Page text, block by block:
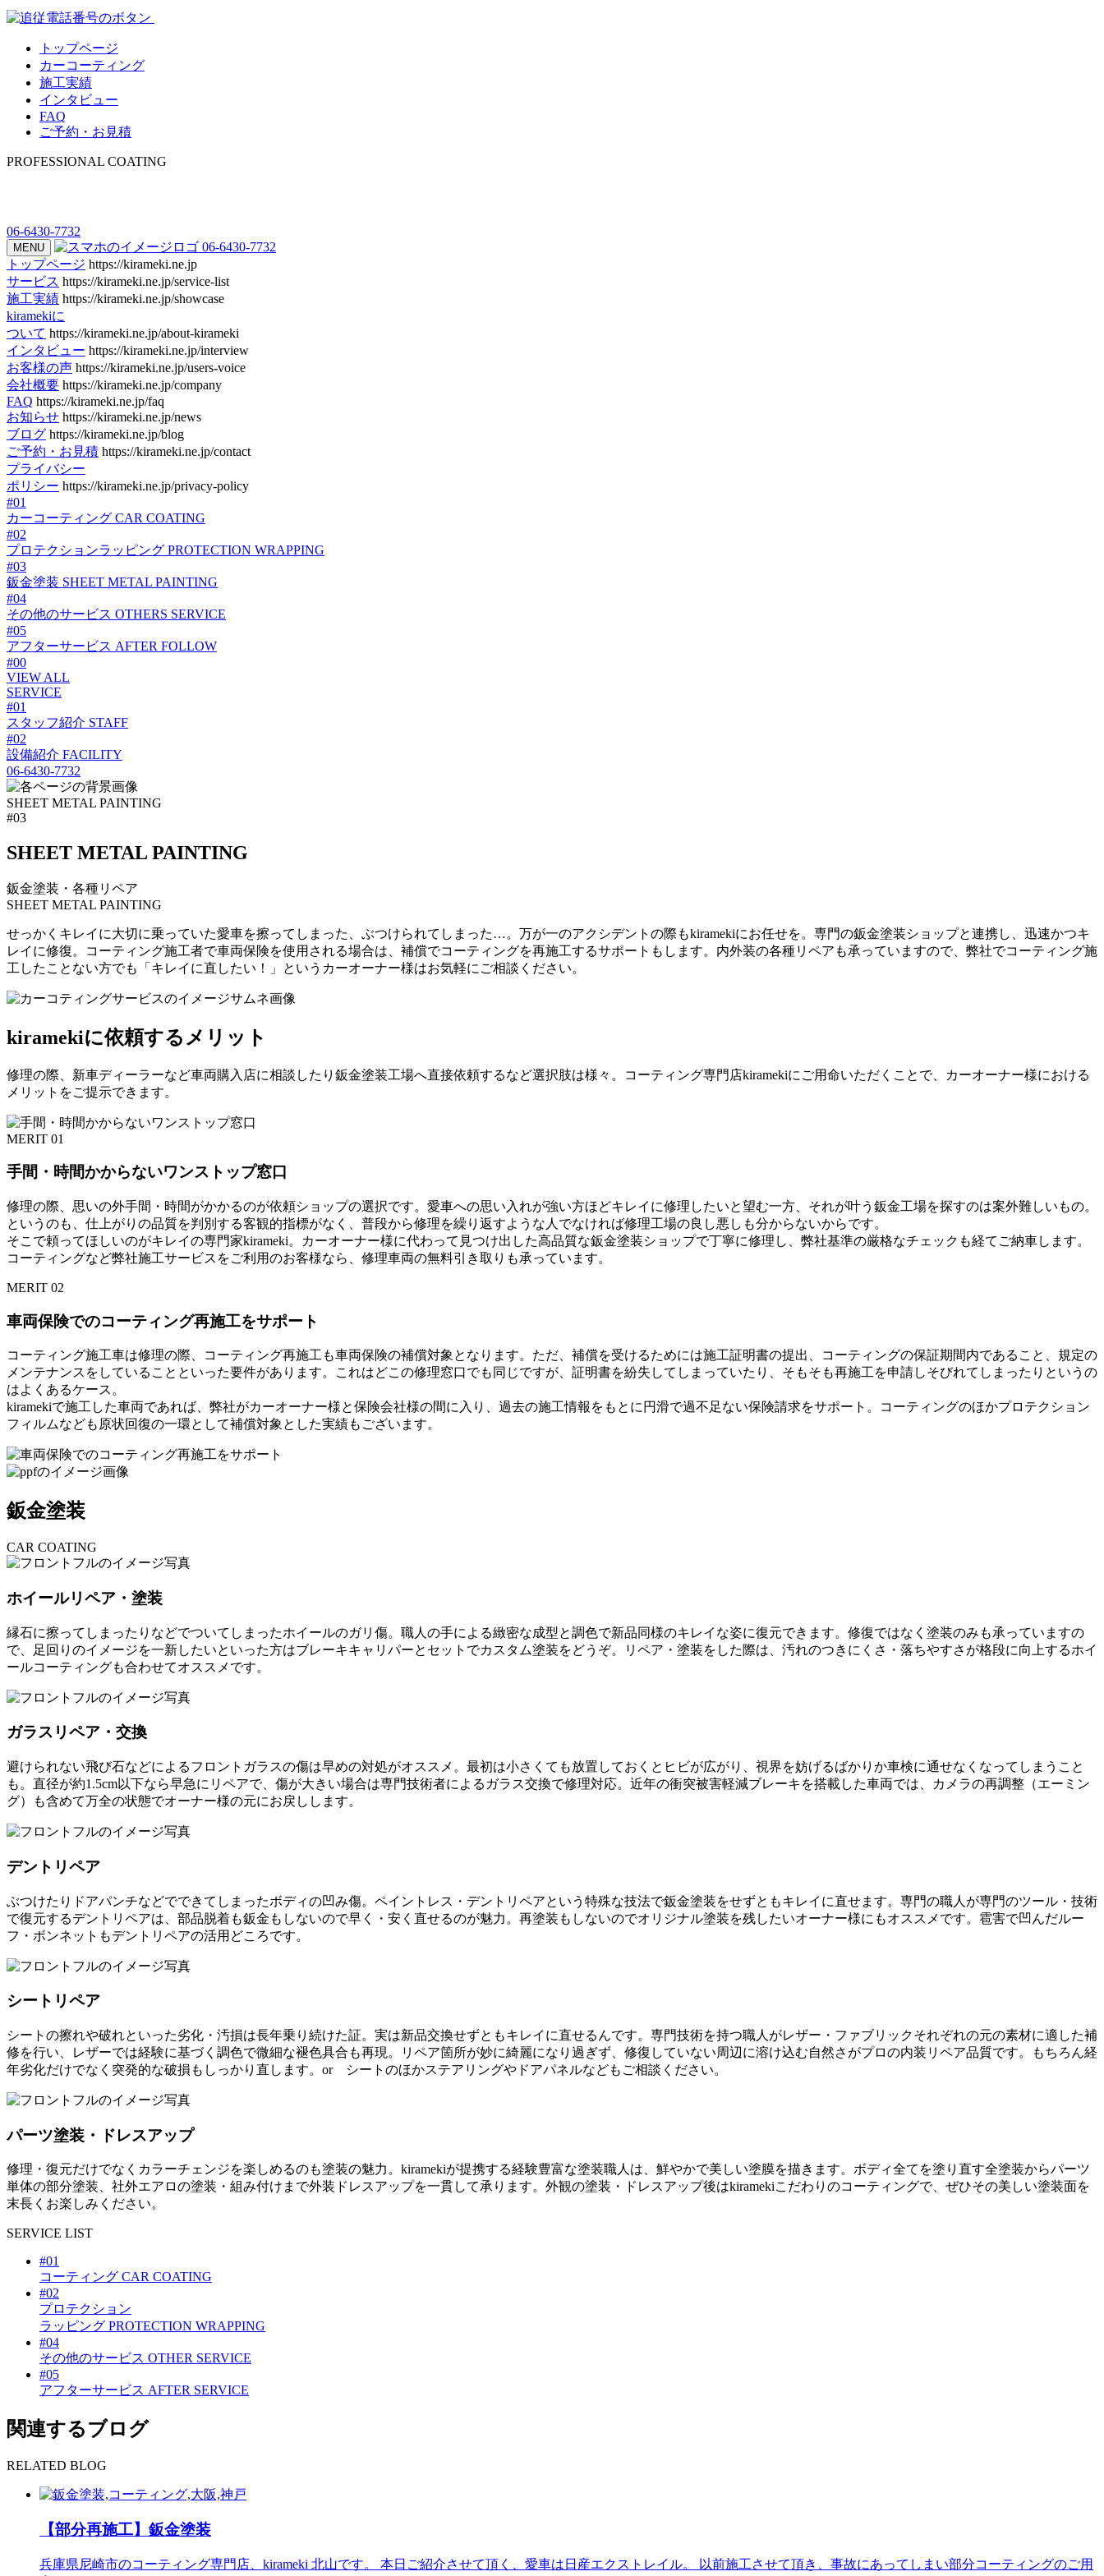
トップページ
カーコーティング
施工実績
インタビュー
FAQ
ご予約・お見積
PROFESSIONAL COATING
06-6430-7732
MENU
06-6430-7732
トップページ https://kirameki.ne.jp
サービス https://kirameki.ne.jp/service-list
施工実績 https://kirameki.ne.jp/showcase
kiramekiに
ついて https://kirameki.ne.jp/about-kirameki
インタビュー https://kirameki.ne.jp/interview
お客様の声 https://kirameki.ne.jp/users-voice
会社概要 https://kirameki.ne.jp/company
FAQ https://kirameki.ne.jp/faq
お知らせ https://kirameki.ne.jp/news
ブログ https://kirameki.ne.jp/blog
ご予約・お見積 https://kirameki.ne.jp/contact
プライバシー
ポリシー https://kirameki.ne.jp/privacy-policy
#01
カーコーティング CAR COATING
#02
プロテクションラッピング PROTECTION WRAPPING
#03
鈑金塗装 SHEET METAL PAINTING
#04
その他のサービス OTHERS SERVICE
#05
アフターサービス AFTER FOLLOW
#00
VIEW ALL
SERVICE
#01
スタッフ紹介 STAFF
#02
設備紹介 FACILITY
06-6430-7732
SHEET METAL PAINTING
#03
SHEET METAL PAINTING
鈑金塗装・各種リペア
SHEET METAL PAINTING
せっかくキレイに大切に乗っていた愛車を擦ってしまった、ぶつけられてしまった…。万が一のアクシデントの際もkiramekiにお任せを。専門の鈑金塗装ショップと連携し、迅速かつキ
レイに修復。コーティング施工者で車両保険を使用される場合は、補償でコーティングを再施工するサポートもします。内外装の各種リペアも承っていますので、弊社でコーティング施
工したことない方でも「キレイに直したい！」というカーオーナー様はお気軽にご相談ください。
kiramekiに依頼するメリット
修理の際、新車ディーラーなど車両購入店に相談したり鈑金塗装工場へ直接依頼するなど選択肢は様々。コーティング専門店kiramekiにご用命いただくことで、カーオーナー様における
メリットをご提示できます。
MERIT 01
手間・時間かからないワンストップ窓口
修理の際、思いの外手間・時間がかかるのが依頼ショップの選択です。愛車への思い入れが強い方ほどキレイに修理したいと望む一方、それが叶う鈑金工場を探すのは案外難しいもの。
というのも、仕上がりの品質を判別する客観的指標がなく、普段から修理を繰り返すような人でなければ修理工場の良し悪しも分からないからです。
そこで頼ってほしいのがキレイの専門家kirameki。カーオーナー様に代わって見つけ出した高品質な鈑金塗装ショップで丁寧に修理し、弊社基準の厳格なチェックも経てご納車します。
コーティングなど弊社施工サービスをご利用のお客様なら、修理車両の無料引き取りも承っています。
MERIT 02
車両保険でのコーティング再施工をサポート
コーティング施工車は修理の際、コーティング再施工も車両保険の補償対象となります。ただ、補償を受けるためには施工証明書の提出、コーティングの保証期間内であること、規定の
メンテナンスをしていることといった要件があります。これはどこの修理窓口でも同じですが、証明書を紛失してしまっていたり、そもそも再施工を申請しそびれてしまったりというの
はよくあるケース。
kiramekiで施工した車両であれば、弊社がカーオーナー様と保険会社様の間に入り、過去の施工情報をもとに円滑で過不足ない保険請求をサポート。コーティングのほかプロテクション
フィルムなども原状回復の一環として補償対象とした実績もございます。
鈑金塗装
CAR COATING
ホイールリペア・塗装
縁石に擦ってしまったりなどでついてしまったホイールのガリ傷。職人の手による緻密な成型と調色で新品同様のキレイな姿に復元できます。修復ではなく塗装のみも承っていますの
で、足回りのイメージを一新したいといった方はブレーキキャリパーとセットでカスタム塗装をどうぞ。リペア・塗装をした際は、汚れのつきにくさ・落ちやすさが格段に向上するホイ
ールコーティングも合わせてオススメです。
ガラスリペア・交換
避けられない飛び石などによるフロントガラスの傷は早めの対処がオススメ。最初は小さくても放置しておくとヒビが広がり、視界を妨げるばかりか車検に通せなくなってしまうこと
も。直径が約1.5cm以下なら早急にリペアで、傷が大きい場合は専門技術者によるガラス交換で修理対応。近年の衝突被害軽減ブレーキを搭載した車両では、カメラの再調整（エーミン
グ）も含めて万全の状態でオーナー様の元にお戻しします。
デントリペア
ぶつけたりドアパンチなどでできてしまったボディの凹み傷。ペイントレス・デントリペアという特殊な技法で鈑金塗装をせずともキレイに直せます。専門の職人が専門のツール・技術
で復元するデントリペアは、部品脱着も鈑金もしないので早く・安く直せるのが魅力。再塗装もしないのでオリジナル塗装を残したいオーナー様にもオススメです。雹害で凹んだルー
フ・ボンネットもデントリペアの活用どころです。
シートリペア
シートの擦れや破れといった劣化・汚損は長年乗り続けた証。実は新品交換せずともキレイに直せるんです。専門技術を持つ職人がレザー・ファブリックそれぞれの元の素材に適した補
修を行い、レザーでは経験に基づく調色で微細な褪色具合も再現。リペア箇所が妙に綺麗になり過ぎず、修復していない周辺に溶け込む自然さがプロの内装リペア品質です。もちろん経
年劣化だけでなく突発的な破損もしっかり直します。or シートのほかステアリングやドアパネルなどもご相談ください。
パーツ塗装・ドレスアップ
修理・復元だけでなくカラーチェンジを楽しめるのも塗装の魅力。kiramekiが提携する経験豊富な塗装職人は、鮮やかで美しい塗膜を描きます。ボディ全てを塗り直す全塗装からパーツ
単体の部分塗装、社外エアロの塗装・組み付けまで外装ドレスアップを一貫して承ります。外観の塗装・ドレスアップ後はkiramekiこだわりのコーティングで、ぜひその美しい塗装面を
末長くお楽しみください。
SERVICE LIST
#01
コーティング CAR COATING
#02
プロテクション
ラッピング PROTECTION WRAPPING
#04
その他のサービス OTHER SERVICE
#05
アフターサービス AFTER SERVICE
関連するブログ
RELATED BLOG
【部分再施工】鈑金塗装
兵庫県尼崎市のコーティング専門店、kirameki 北山です。 本日ご紹介させて頂く、愛車は日産エクストレイル。 以前施工させて頂き、事故にあってしまい部分コーティングのご用